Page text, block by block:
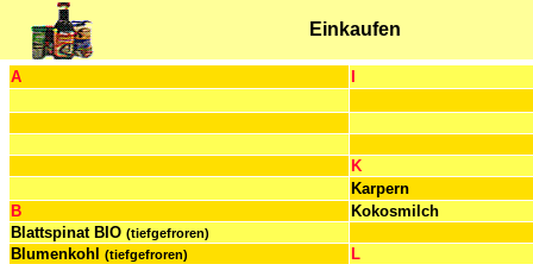
Einkaufen
A
K
Karpern
B
Kokosmilch
Blattspinat BIO (tiefgefroren)
Blumenkohl (tiefgefroren)
L